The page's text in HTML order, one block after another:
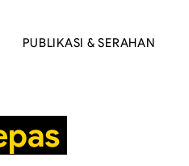
PUBLIKASI & SERAHAN